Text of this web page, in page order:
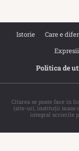
Istorie Care e
Expresii
Politica de
Citarea se poate face în
(site-uri, instituţii mass-
integral scrierile